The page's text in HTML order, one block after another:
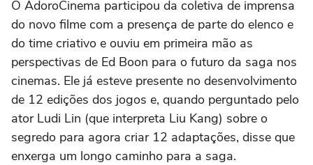
O AdoroCinema participou da coletiva de imprensa
do novo filme com a presença de parte do elenco e
do time criativo e ouviu em primeira mão as
perspectivas de Ed Boon para o futuro da saga nos
cinemas. Ele já esteve presente no desenvolvimento
de 12 edições dos jogos e, quando perguntado pelo
ator Ludi Lin (que interpreta Liu Kang) sobre o
segredo para agora criar 12 adaptações, disse que
enxerga um longo caminho para a saga.